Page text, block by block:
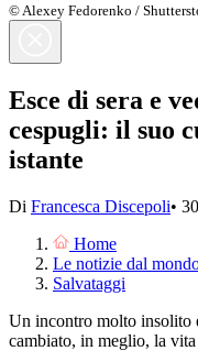
© Alexey Fedorenko /
Esce di sera e
cespugli: il suo
istante
Di Francesca Discepoli•
Home
Le notizie dal
Salvataggi
Un incontro molto insolito
cambiato, in meglio, la